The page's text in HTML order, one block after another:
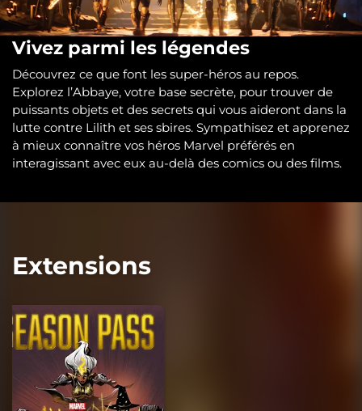
Vivez parmi les légendes
Découvrez ce que font les super-héros au repos.
Explorez l’Abbaye, votre base secrète, pour trouver de
puissants objets et des secrets qui vous aideront dans la
lutte contre Lilith et ses sbires. Sympathisez et apprenez
à mieux connaître vos héros Marvel préférés en
interagissant avec eux au-delà des comics ou des films.
Extensions